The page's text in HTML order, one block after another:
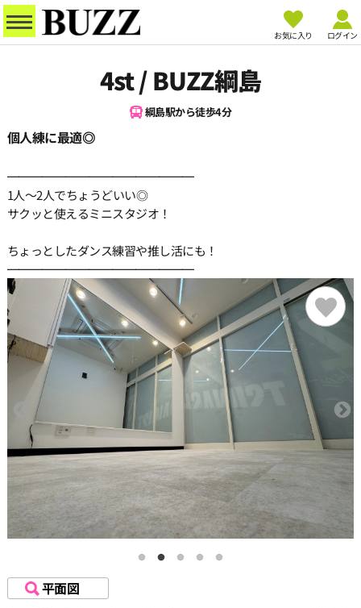
お気に入り ログイン
4st / BUZZ綱島
綱島駅から徒歩4分
個人練に最適◎
━━━━━━━━━━━━━━━━
1人〜2人でちょうどいい◎
サクッと使えるミニスタジオ！
ちょっとしたダンス練習や推し活にも！
━━━━━━━━━━━━━━━━
平面図